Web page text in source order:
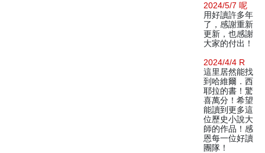
2024/5/7 呢
用好讀許多年
了，感謝重新
更新，也感謝
大家的付出！
2024/4/4 R
這里居然能找
到哈維爾．西
耶拉的書！驚
喜萬分！希望
能讀到更多這
位歷史小說大
師的作品！感
恩每一位好讀
團隊！